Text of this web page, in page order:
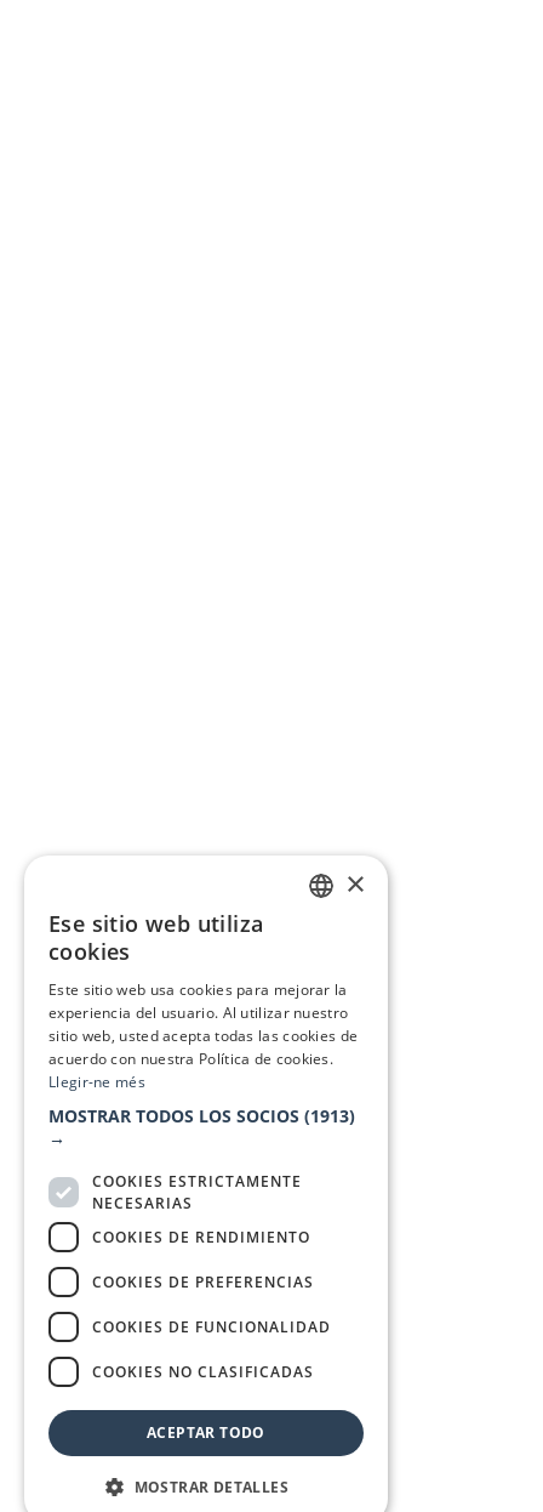
×
Ese sitio web utiliza
cookies
Este sitio web usa cookies para mejorar la
experiencia del usuario. Al utilizar nuestro
sitio web, usted acepta todas las cookies de
acuerdo con nuestra Política de cookies.
Llegir-ne més
MOSTRAR TODOS LOS SOCIOS (1913)
→
COOKIES ESTRICTAMENTE
NECESARIAS
COOKIES DE RENDIMIENTO
COOKIES DE PREFERENCIAS
COOKIES DE FUNCIONALIDAD
COOKIES NO CLASIFICADAS
ACEPTAR TODO
MOSTRAR DETALLES